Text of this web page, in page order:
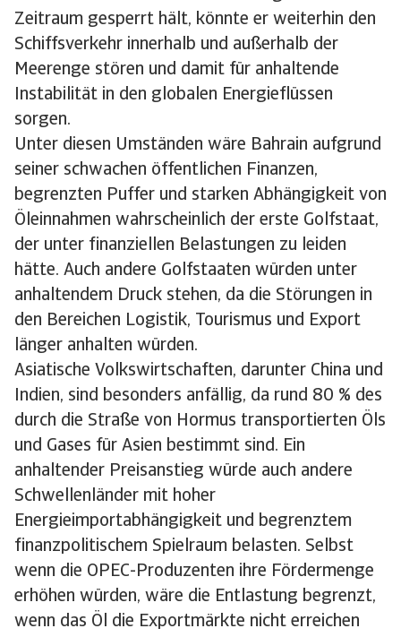
Zeitraum gesperrt hält, könnte er weiterhin den
Schiffsverkehr innerhalb und außerhalb der
Meerenge stören und damit für anhaltende
Instabilität in den globalen Energieflüssen
sorgen.
Unter diesen Umständen wäre Bahrain aufgrund
seiner schwachen öffentlichen Finanzen,
begrenzten Puffer und starken Abhängigkeit von
Öleinnahmen wahrscheinlich der erste Golfstaat,
der unter finanziellen Belastungen zu leiden
hätte. Auch andere Golfstaaten würden unter
anhaltendem Druck stehen, da die Störungen in
den Bereichen Logistik, Tourismus und Export
länger anhalten würden.
Asiatische Volkswirtschaften, darunter China und
Indien, sind besonders anfällig, da rund 80 % des
durch die Straße von Hormus transportierten Öls
und Gases für Asien bestimmt sind. Ein
anhaltender Preisanstieg würde auch andere
Schwellenländer mit hoher
Energieimportabhängigkeit und begrenztem
finanzpolitischem Spielraum belasten. Selbst
wenn die OPEC-Produzenten ihre Fördermenge
erhöhen würden, wäre die Entlastung begrenzt,
wenn das Öl die Exportmärkte nicht erreichen